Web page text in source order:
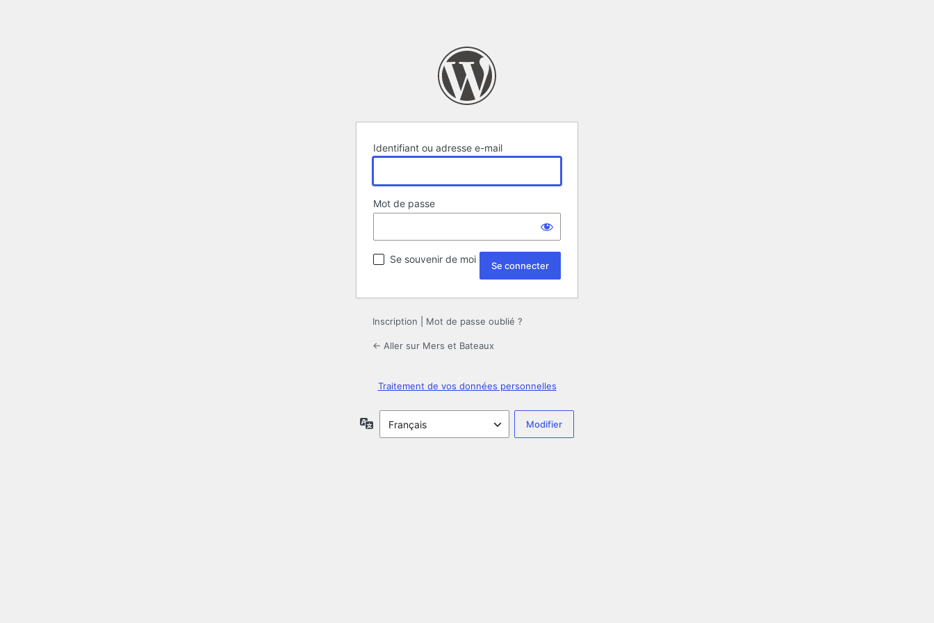
Identifiant ou adresse e-mail
Mot de passe
Se souvenir de moi
Inscription Mot de passe oublié ?
← Aller sur Mers et Bateaux
Traitement de vos données personnelles
Langue